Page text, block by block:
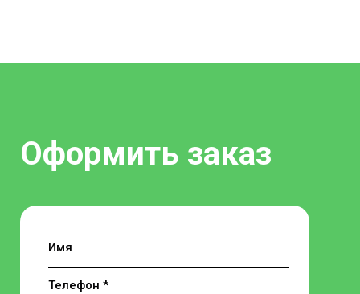
Имя
Телефон *
Оформить заказ